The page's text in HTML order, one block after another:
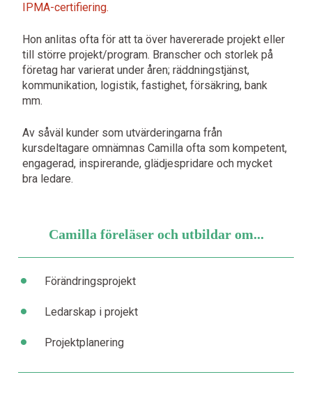
IPMA-certifiering.
Hon anlitas ofta för att ta över havererade projekt eller
till större projekt/program. Branscher och storlek på
företag har varierat under åren; räddningstjänst,
kommunikation, logistik, fastighet, försäkring, bank
mm.
Av såväl kunder som utvärderingarna från
kursdeltagare omnämnas Camilla ofta som kompetent,
engagerad, inspirerande, glädjespridare och mycket
bra ledare.
Camilla föreläser och utbildar om...
• Förändringsprojekt
• Ledarskap i projekt
• Projektplanering